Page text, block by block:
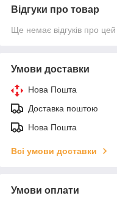
Відгуки про товар
Ще немає відгуків про
Умови доставки
Нова Пошта
Доставка поштою
Нова Пошта
Всі умови доставки
Умови оплати